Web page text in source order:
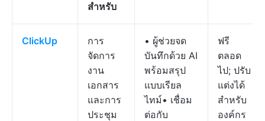
สำหรับ
ClickUp
การ
จัดการ
งาน
เอกสาร
และการ
ประชุม
• ผู้ช่วยจด
บันทึกด้วย AI
พร้อมสรุป
แบบเรียล
ไทม์• เชื่อม
ต่อกับ
ฟรี
ตลอด
ไป; ปรับ
แต่งได้
สำหรับ
องค์กร